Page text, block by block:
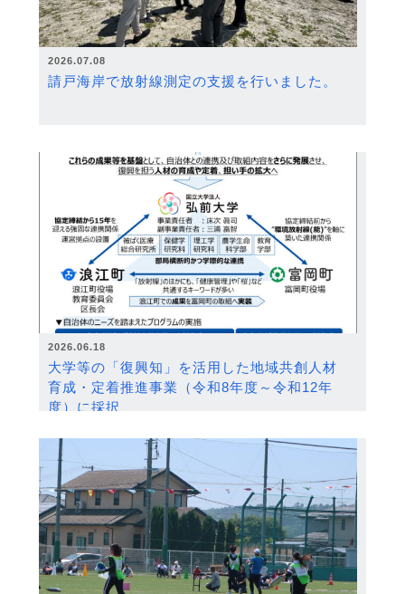
2026.07.08
請戸海岸で放射線測定の支援を行いました。
2026.06.18
大学等の「復興知」を活用した地域共創人材
育成・定着推進事業（令和8年度～令和12年
度）に採択